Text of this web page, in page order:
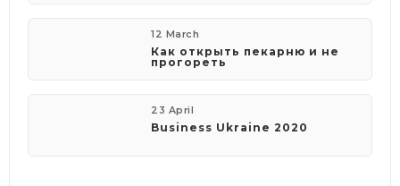
12 March
Как открыть пекарню и не
прогореть
23 April
Business Ukraine 2020